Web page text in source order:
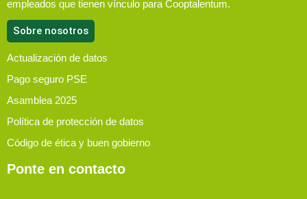
empleados que tienen vínculo para Cooptalentum.
Sobre nosotros
Actualización de datos
Pago seguro PSE
Asamblea 2025
Política de protección de datos
Código de ética y buen gobierno
Ponte en contacto